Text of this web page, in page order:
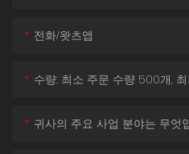
전화/왓츠앱
수량: 최소 주문 수량 500개,
귀사의 주요 사업 분야는 무엇